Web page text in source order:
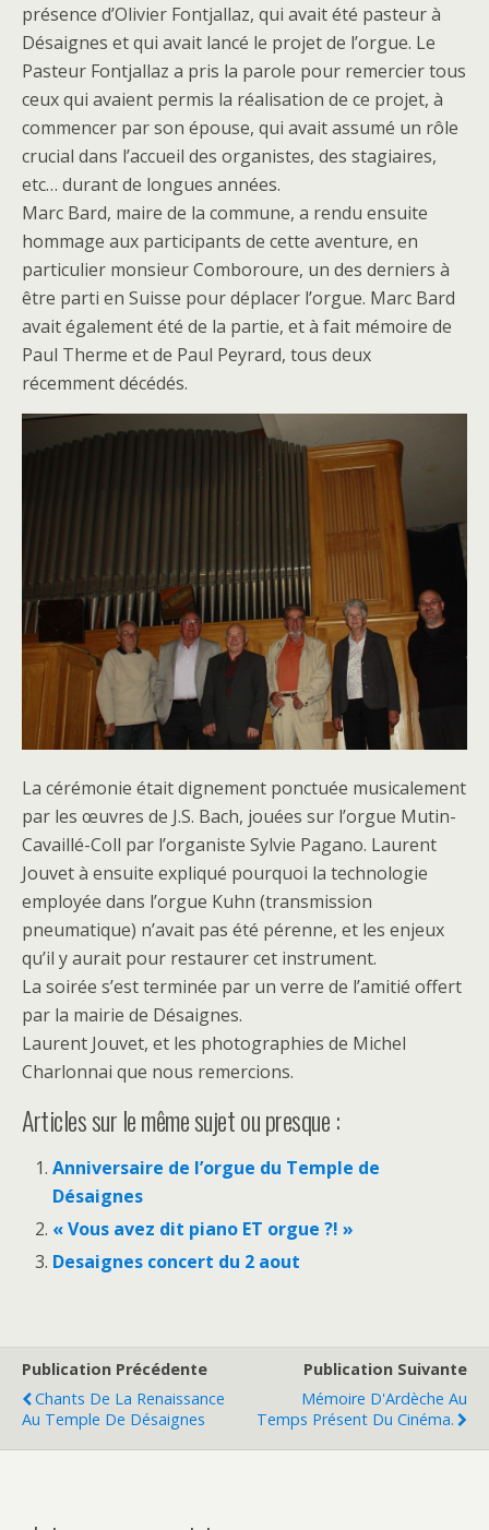
présence d’Olivier Fontjallaz, qui avait été pasteur à
Désaignes et qui avait lancé le projet de l’orgue. Le
Pasteur Fontjallaz a pris la parole pour remercier tous
ceux qui avaient permis la réalisation de ce projet, à
commencer par son épouse, qui avait assumé un rôle
crucial dans l’accueil des organistes, des stagiaires,
etc… durant de longues années.
Marc Bard, maire de la commune, a rendu ensuite
hommage aux participants de cette aventure, en
particulier monsieur Comboroure, un des derniers à
être parti en Suisse pour déplacer l’orgue. Marc Bard
avait également été de la partie, et à fait mémoire de
Paul Therme et de Paul Peyrard, tous deux
récemment décédés.
La cérémonie était dignement ponctuée musicalement
par les œuvres de J.S. Bach, jouées sur l’orgue Mutin-
Cavaillé-Coll par l’organiste Sylvie Pagano. Laurent
Jouvet à ensuite expliqué pourquoi la technologie
employée dans l’orgue Kuhn (transmission
pneumatique) n’avait pas été pérenne, et les enjeux
qu’il y aurait pour restaurer cet instrument.
La soirée s’est terminée par un verre de l’amitié offert
par la mairie de Désaignes.
Laurent Jouvet, et les photographies de Michel
Charlonnai que nous remercions.
Articles sur le même sujet ou presque :
Anniversaire de l’orgue du Temple de
Désaignes
« Vous avez dit piano ET orgue ?! »
Desaignes concert du 2 aout
Publication Précédente
Chants De La Renaissance
Au Temple De Désaignes
Publication Suivante
Mémoire D'Ardèche Au
Temps Présent Du Cinéma.